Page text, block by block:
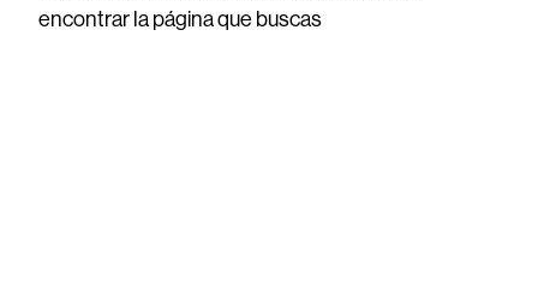
encontrar la página que buscas